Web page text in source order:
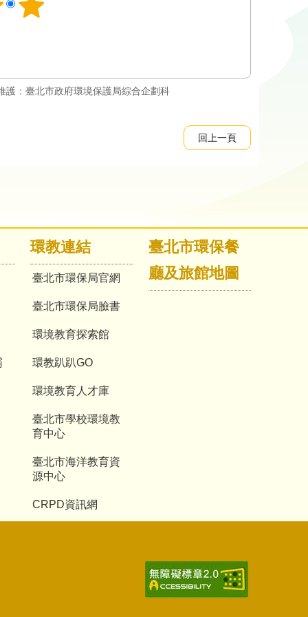
護：臺北市政府環境保護局綜合企劃科
回上一頁
環教連結
臺北市環保局官網
臺北市環保局臉書
環境教育探索館
環教趴趴GO
環境教育人才庫
臺北市學校環境教
育中心
臺北市海洋教育資
源中心
CRPD資訊網
臺北市環保餐
廳及旅館地圖